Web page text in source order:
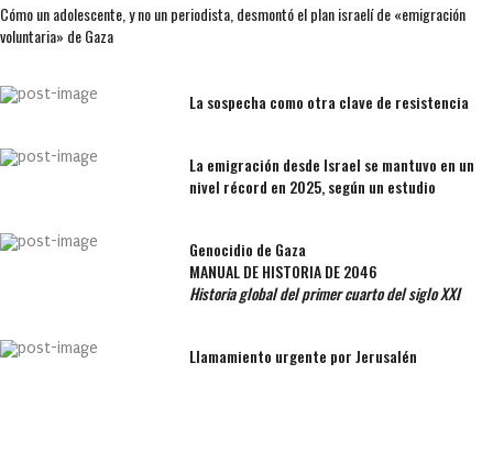
Cómo un adolescente, y no un periodista, desmontó el plan israelí de «emigración
voluntaria» de Gaza
La sospecha como otra clave de resistencia
La emigración desde Israel se mantuvo en un
nivel récord en 2025, según un estudio
Genocidio de Gaza
MANUAL DE HISTORIA DE 2046
Historia global del primer cuarto del siglo XXI
Llamamiento urgente por Jerusalén